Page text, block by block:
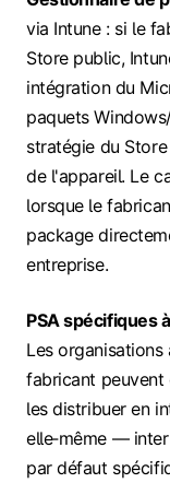
via Intune : si le
Store public,
intégration du
paquets
stratégie du
de l'appareil. Le
lorsque le
package
entreprise.
PSA spécifiques
Les
fabricant peuvent
les distribuer en
elle‑même —
par défaut